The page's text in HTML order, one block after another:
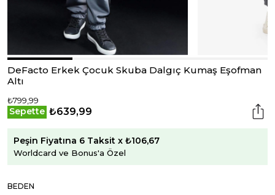
DeFacto Erkek Çocuk Skuba Dalgıç Kumaş Eşofman
Altı
₺799,99
Sepette ₺639,99
Peşin Fiyatına 6 Taksit x ₺106,67
Worldcard ve Bonus'a Özel
BEDEN